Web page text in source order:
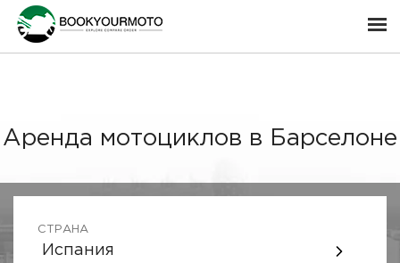
Аренда мотоциклов в Барселоне
СТРАНА
Испания